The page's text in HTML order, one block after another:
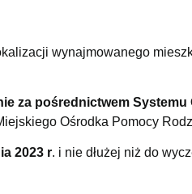
wynajmowanego
za pośrednictwem Systemu
Ośrodka Pomocy
2023 r. i nie dłużej niż do